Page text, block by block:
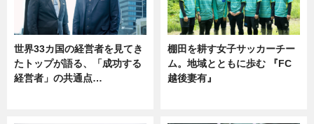
世界33カ国の経営者を見てき
たトップが語る、「成功する
経営者」の共通点…
棚田を耕す女子サッカーチー
ム。地域とともに歩む 『FC
越後妻有』